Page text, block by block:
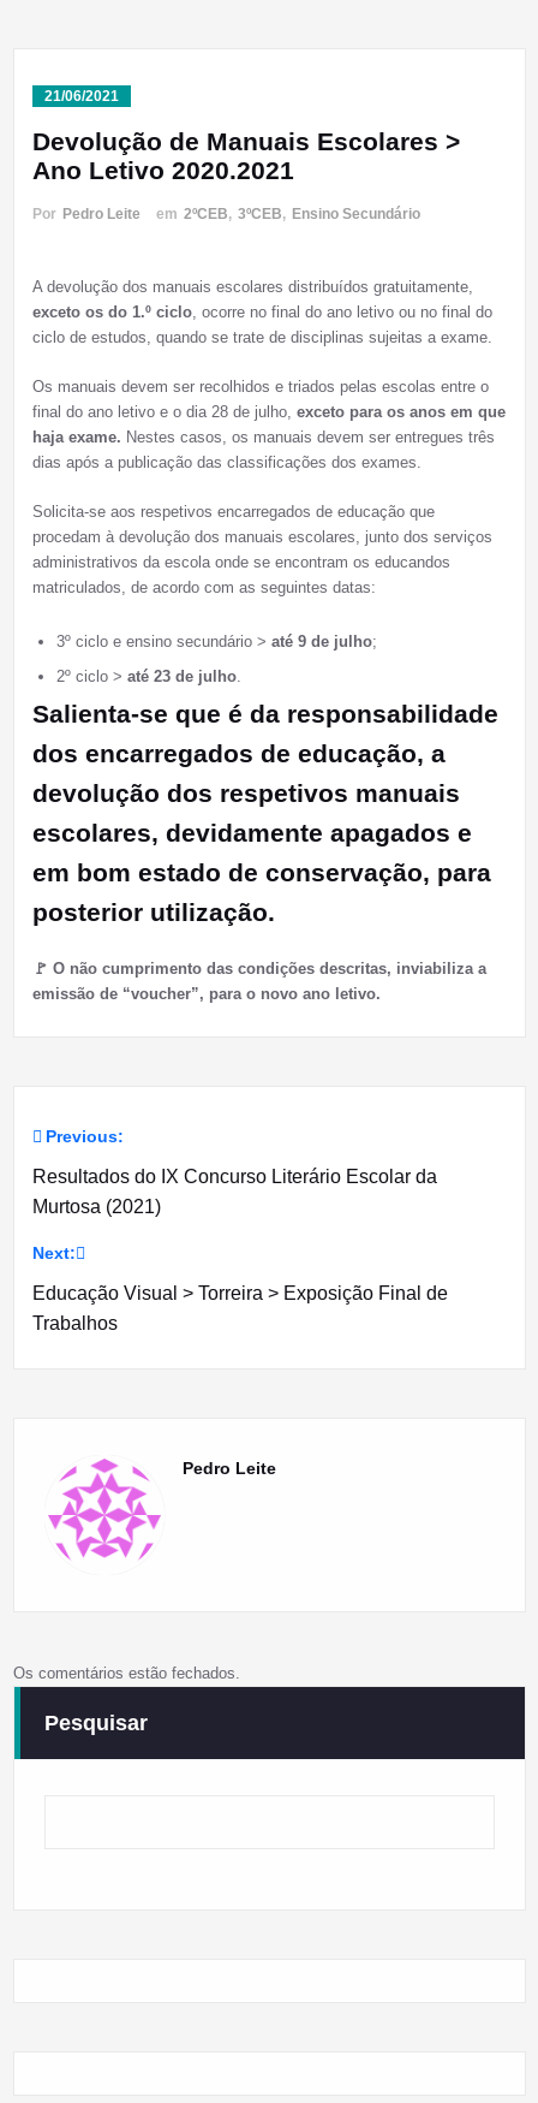
21/06/2021
Devolução de Manuais Escolares >
Ano Letivo 2020.2021
Por Pedro Leite em 2ºCEB, 3ºCEB, Ensino Secundário
A devolução dos manuais escolares distribuídos gratuitamente,
exceto os do 1.º ciclo, ocorre no final do ano letivo ou no final do
ciclo de estudos, quando se trate de disciplinas sujeitas a exame.
Os manuais devem ser recolhidos e triados pelas escolas entre o
final do ano letivo e o dia 28 de julho, exceto para os anos em que
haja exame. Nestes casos, os manuais devem ser entregues três
dias após a publicação das classificações dos exames.
Solicita-se aos respetivos encarregados de educação que
procedam à devolução dos manuais escolares, junto dos serviços
administrativos da escola onde se encontram os educandos
matriculados, de acordo com as seguintes datas:
3º ciclo e ensino secundário > até 9 de julho;
2º ciclo > até 23 de julho.
Salienta-se que é da responsabilidade
dos encarregados de educação, a
devolução dos respetivos manuais
escolares, devidamente apagados e
em bom estado de conservação, para
posterior utilização.
🚩 O não cumprimento das condições descritas, inviabiliza a
emissão de “voucher”, para o novo ano letivo.
Navegação
de
artigos
Previous:
Resultados do IX Concurso Literário Escolar da
Murtosa (2021)
Next:
Educação Visual > Torreira > Exposição Final de
Trabalhos
Pedro Leite
Os comentários estão fechados.
Pesquisar